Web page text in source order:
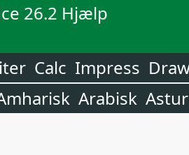
26.2 Hjælp
Calc Impress
Arabisk